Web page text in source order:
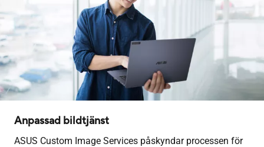
Anpassad bildtjänst
ASUS Custom Image Services påskyndar processen för